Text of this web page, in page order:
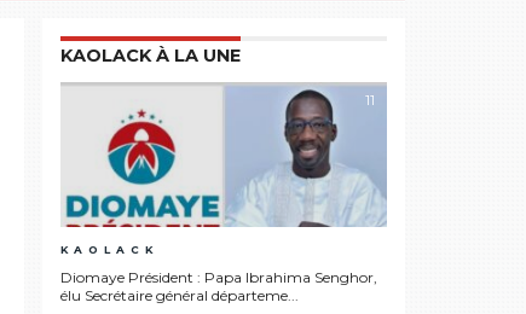
KAOLACK À LA UNE
11
KAOLACK
Diomaye Président : Papa Ibrahima Senghor,
élu Secrétaire général départeme...